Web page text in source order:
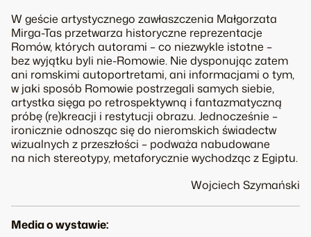
W geście artystycznego zawłaszczenia Małgorzata
Mirga-Tas przetwarza historyczne reprezentacje
Romów, których autorami – co niezwykle istotne –
bez wyjątku byli nie-Romowie. Nie dysponując zatem
ani romskimi autoportretami, ani informacjami o tym,
w jaki sposób Romowie postrzegali samych siebie,
artystka sięga po retrospektywną i fantazmatyczną
próbę (re)kreacji i restytucji obrazu. Jednocześnie –
ironicznie odnosząc się do nieromskich świadectw
wizualnych z przeszłości – podważa nabudowane
na nich stereotypy, metaforycznie wychodząc z Egiptu.
Wojciech Szymański
Media o wystawie: